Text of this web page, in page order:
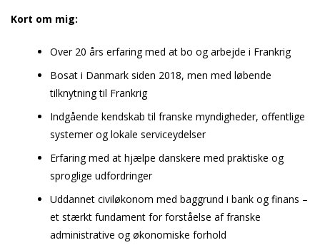
Kort om mig:
Over 20 års erfaring med at bo og arbejde i Frankrig
Bosat i Danmark siden 2018, men med løbende
tilknytning til Frankrig
Indgående kendskab til franske myndigheder, offentlige
systemer og lokale serviceydelser
Erfaring med at hjælpe danskere med praktiske og
sproglige udfordringer
Uddannet civiløkonom med baggrund i bank og finans –
et stærkt fundament for forståelse af franske
administrative og økonomiske forhold